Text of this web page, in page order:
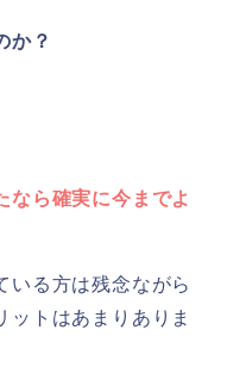
か？
なら確実に今までよ
いる方は残念ながら
ットはあまりありま